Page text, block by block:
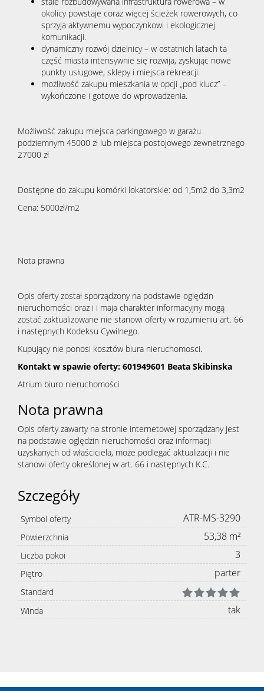
okolicy powstaje coraz więcej ścieżek rowerowych, co
sprzyja aktywnemu wypoczynkowi i ekologicznej
komunikacji.
dynamiczny rozwój dzielnicy – w ostatnich latach ta
część miasta intensywnie się rozwija, zyskując nowe
punkty usługowe, sklepy i miejsca rekreacji.
możliwość zakupu mieszkania w opcji „pod klucz” –
wykończone i gotowe do wprowadzenia.
Możliwość zakupu miejsca parkingowego w garażu
podziemnym 45000 zł lub miejsca postojowego zewnetrznego
27000 zł
Dostępne do zakupu komórki lokatorskie: od 1,5m2 do 3,3m2
Cena: 5000zł/m2
Nota prawna
Opis oferty został sporządzony na podstawie oględzin
nieruchomości oraz i i maja charakter informacyjny mogą
zostać zaktualizowane nie stanowi oferty w rozumieniu art. 66
i następnych Kodeksu Cywilnego.
Kupujący nie ponosi kosztów biura nieruchomosci.
Kontakt w spawie oferty: 601949601 Beata Skibinska
Atrium biuro nieruchomości
Nota prawna
Opis oferty zawarty na stronie internetowej sporządzany jest
na podstawie oględzin nieruchomości oraz informacji
uzyskanych od właściciela, może podlegać aktualizacji i nie
stanowi oferty określonej w art. 66 i następnych K.C.
Szczegóły
Symbol oferty ATR-MS-3290
Powierzchnia 53,38 m²
Liczba pokoi 3
Piętro parter
Standard
Winda
tak